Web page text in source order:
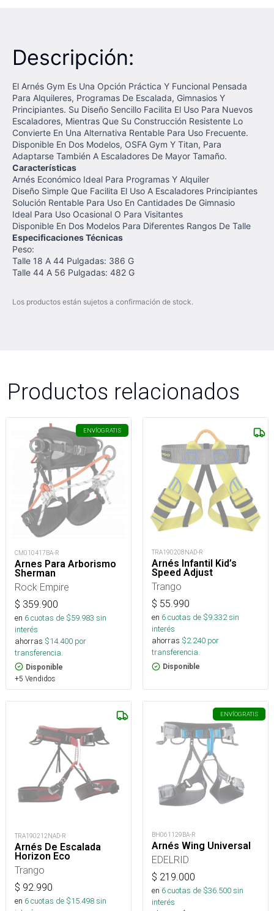
Descripción:
El Arnés Gym Es Una Opción Práctica Y Funcional Pensada
Para Alquileres, Programas De Escalada, Gimnasios Y
Principiantes. Su Diseño Sencillo Facilita El Uso Para Nuevos
Escaladores, Mientras Que Su Construcción Resistente Lo
Convierte En Una Alternativa Rentable Para Uso Frecuente.
Disponible En Dos Modelos, OSFA Gym Y Titan, Para
Adaptarse También A Escaladores De Mayor Tamaño.
Características
Arnés Económico Ideal Para Programas Y Alquiler
Diseño Simple Que Facilita El Uso A Escaladores Principiantes
Solución Rentable Para Uso En Cantidades De Gimnasio
Ideal Para Uso Ocasional O Para Visitantes
Disponible En Dos Modelos Para Diferentes Rangos De Talle
Especificaciones Técnicas
Peso:
Talle 18 A 44 Pulgadas: 386 G
Talle 44 A 56 Pulgadas: 482 G
Los productos están sujetos a confirmación de stock.
Productos relacionados
ENVÍOGRATIS
CM010417BA-R
Arnes Para Arborismo
Sherman
Rock Empire
$ 359.900
en 6cuotas de $59.983 sin
interés
ahorras $14.400 por
transferencia.
Disponible
+5 Vendidos
TRA190208NAD-R
Arnés Infantil Kid’s
Speed Adjust
Trango
$ 55.990
en 6cuotas de $9.332sin
interés
ahorras $2.240 por
transferencia.
Disponible
TRA190212NAD-R
Arnés De Escalada
Horizon Eco
Trango
$ 92.990
en 6cuotas de $15.498sin
ENVÍOGRATIS
BH061129BA-R
Arnés Wing Universal
EDELRID
$ 219.000
en 6cuotas de $36.500sin
interés